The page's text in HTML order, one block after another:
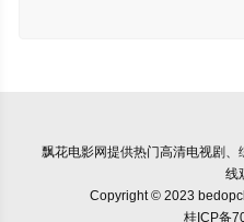
飘花电影网提供热门高清电视剧、
线
Copyright © 2023
桂ICP备